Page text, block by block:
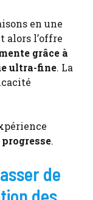
en une
alors l’offre
grâce à
ultra-fine. La
.
de
des